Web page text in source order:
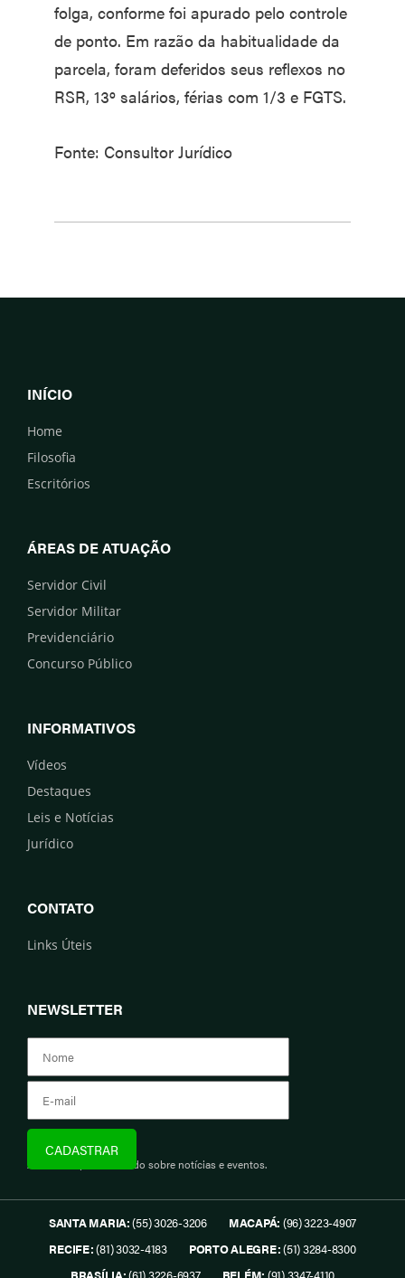
folga, conforme foi apurado pelo controle
de ponto. Em razão da habitualidade da
parcela, foram deferidos seus reflexos no
RSR, 13º salários, férias com 1/3 e FGTS.
Fonte: Consultor Jurídico
INÍCIO
Home
Filosofia
Escritórios
ÁREAS DE ATUAÇÃO
Servidor Civil
Servidor Militar
Previdenciário
Concurso Público
INFORMATIVOS
Vídeos
Destaques
Leis e Notícias
Jurídico
CONTATO
Links Úteis
NEWSLETTER
Assine e fique informado sobre notícias e eventos.
SANTA MARIA:(55) 3026-3206 MACAPÁ: (96) 3223-4907
RECIFE:(81) 3032-4183 PORTO ALEGRE:(51) 3284-8300